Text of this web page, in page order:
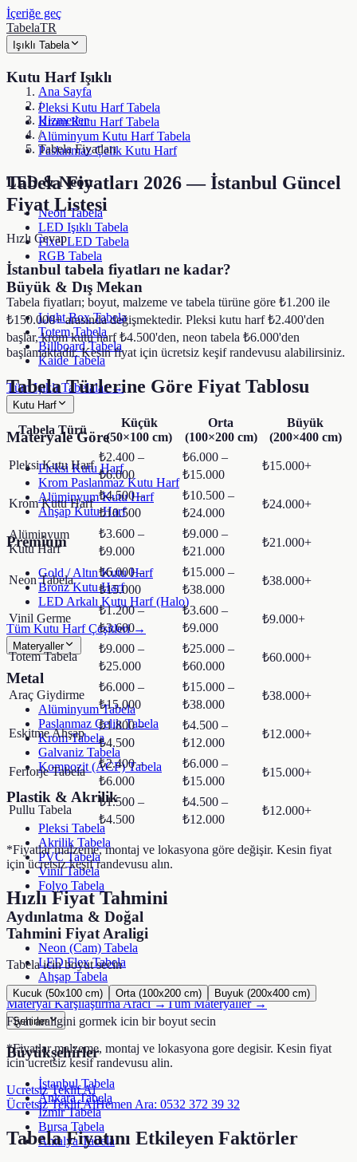
İçeriğe geç
TabelaTR
Işıklı Tabela
Kutu Harf Işıklı
Pleksi Kutu Harf Tabela
Krom Kutu Harf Tabela
Alüminyum Kutu Harf Tabela
Paslanmaz Çelik Kutu Harf
LED & Neon
Neon Tabela
LED Işıklı Tabela
Pixel LED Tabela
RGB Tabela
Büyük & Dış Mekan
Light Box Tabela
Totem Tabela
Billboard Tabela
Kaide Tabela
Tüm Işıklı Tabelalar →
Kutu Harf
Materyale Göre
Pleksi Kutu Harf
Krom Paslanmaz Kutu Harf
Alüminyum Kutu Harf
Ahşap Kutu Harf
Premium
Gold / Altın Kutu Harf
Bronz Kutu Harf
LED Arkalı Kutu Harf (Halo)
Tüm Kutu Harf Çeşitleri →
Materyaller
Metal
Alüminyum Tabela
Paslanmaz Çelik Tabela
Krom Tabela
Galvaniz Tabela
Kompozit (ACP) Tabela
Plastik & Akrilik
Pleksi Tabela
Akrilik Tabela
PVC Tabela
Vinil Tabela
Folyo Tabela
Aydınlatma & Doğal
Neon (Cam) Tabela
LED Flex Tabela
Ahşap Tabela
Materyal Karşılaştırma Aracı →Tüm Materyaller →
Şehirler
Büyükşehirler
İstanbul Tabela
Ankara Tabela
İzmir Tabela
Bursa Tabela
Antalya Tabela
Ana Sayfa
/
Hizmetler
/
Tabela Fiyatları
Tabela Fiyatları 2026 — İstanbul Güncel
Fiyat Listesi
Hızlı Cevap
İstanbul tabela fiyatları ne kadar?
Tabela fiyatları; boyut, malzeme ve tabela türüne göre ₺1.200 ile
₺150.000+ arasında değişmektedir. Pleksi kutu harf ₺2.400'den
başlar, krom kutu harf ₺4.500'den, neon tabela ₺6.000'den
başlamaktadır. Kesin fiyat için ücretsiz keşif randevusu alabilirsiniz.
Tabela Türlerine Göre Fiyat Tablosu
Tabela Türü
Küçük
(50×100 cm)
Orta
(100×200 cm)
Büyük
(200×400 cm)
Pleksi Kutu Harf
₺2.400 –
₺6.000
₺6.000 –
₺15.000
₺15.000+
Krom Kutu Harf
₺4.500 –
₺10.500
₺10.500 –
₺24.000
₺24.000+
Alüminyum
Kutu Harf
₺3.600 –
₺9.000
₺9.000 –
₺21.000
₺21.000+
Neon Tabela
₺6.000 –
₺15.000
₺15.000 –
₺38.000
₺38.000+
Vinil Germe
₺1.200 –
₺3.600
₺3.600 –
₺9.000
₺9.000+
Totem Tabela
₺9.000 –
₺25.000
₺25.000 –
₺60.000
₺60.000+
Araç Giydirme
₺6.000 –
₺15.000
₺15.000 –
₺38.000
₺38.000+
Eskitme Ahşap
₺1.800 –
₺4.500
₺4.500 –
₺12.000
₺12.000+
Ferforje Tabela
₺2.400 –
₺6.000
₺6.000 –
₺15.000
₺15.000+
Pullu Tabela
₺1.500 –
₺4.500
₺4.500 –
₺12.000
₺12.000+
*Fiyatlar malzeme, montaj ve lokasyona göre değişir. Kesin fiyat
için ücretsiz keşif randevusu alın.
Hızlı Fiyat Tahmini
Tahmini Fiyat Araligi
Tabelaicin boyut secin
Kucuk (50x100 cm) Orta (100x200 cm) Buyuk (200x400 cm)
Fiyat araligini gormek icin bir boyut secin
*Fiyatlar malzeme, montaj ve lokasyona gore degisir. Kesin fiyat
icin ucretsiz kesif randevusu alin.
Ucretsiz Teklif Al
Ücretsiz Teklif AlHemen Ara: 0532 372 39 32
Tabela Fiyatını Etkileyen Faktörler